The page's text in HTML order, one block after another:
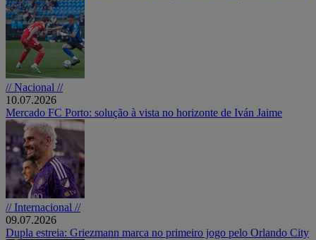
// Nacional //
10.07.2026
Mercado FC Porto: solução à vista no horizonte de Iván Jaime
// Internacional //
09.07.2026
Dupla estreia: Griezmann marca no primeiro jogo pelo Orlando City